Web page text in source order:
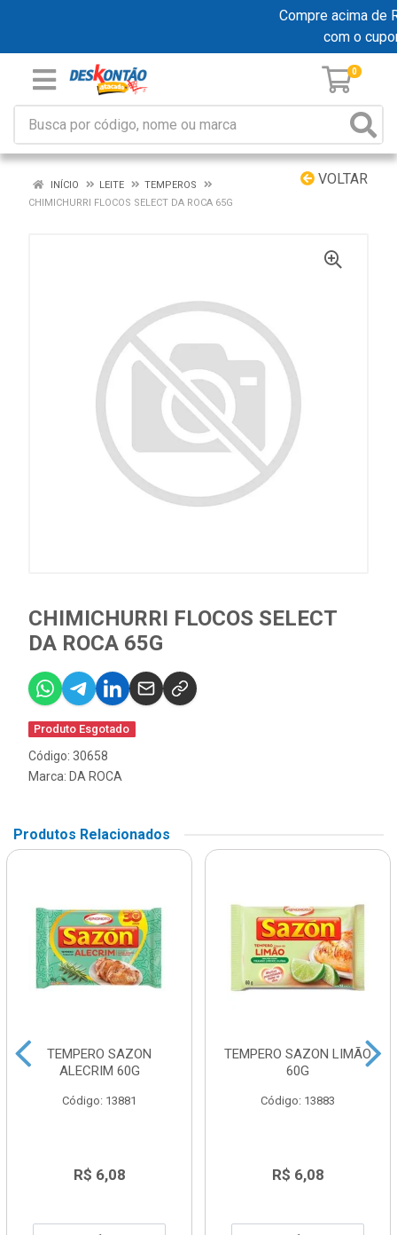
Compre acima de
com o
0
VOLTAR
INÍCIO LEITE
TEMPEROS
CHIMICHURRI FLOCOS SELECT DA ROCA 65G
CHIMICHURRI FLOCOS SELECT
DA ROCA 65G
Produto Esgotado
Código: 30658
Marca: DA ROCA
Produtos Relacionados
TEMPERO SAZON
ALECRIM 60G
Código: 13881
R$ 6,08
TEMPERO SAZON LIMÃO
60G
Código: 13883
R$ 6,08